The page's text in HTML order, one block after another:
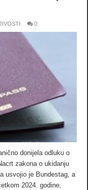
0
donijela odluku o
zakona o ukidanju
usvojio je Bundestag, a
2024. godine,